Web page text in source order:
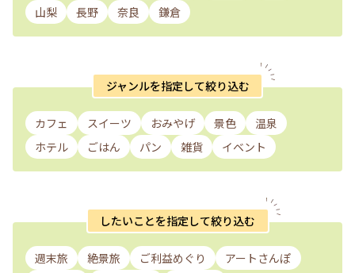
山梨
長野 奈良 鎌倉
ジャンルを指定して絞り込む
カフェ スイーツ おみやげ 景色
温泉
ホテル
ごはん パン 雑貨 イベント
したいことを指定して絞り込む
週末旅 絶景旅 ご利益めぐり
アートさんぽ